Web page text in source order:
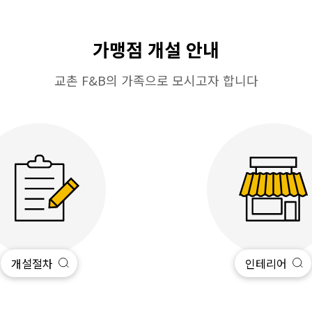
가맹점 개설 안내
교촌 F&B의 가족으로 모시고자 합니다
개설절차 인테리어